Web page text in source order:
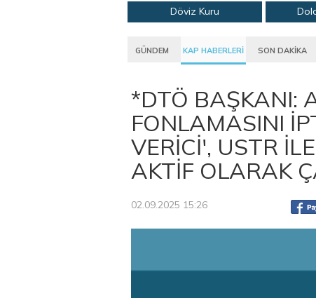
Döviz Kuru
GÜNDEM KAP HABERLERİ SON DAKİKA
*DTÖ BAŞKANI:
FONLAMASINI
VERİCİ', USTR
AKTİF OLARAK
02.09.2025 15:26